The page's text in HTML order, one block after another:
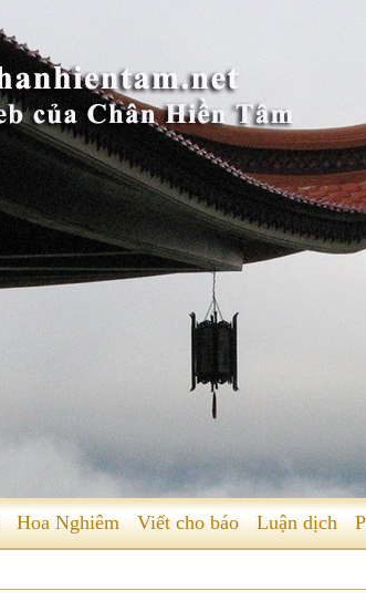
Hoa Nghiêm Viết cho báo Luận dịch